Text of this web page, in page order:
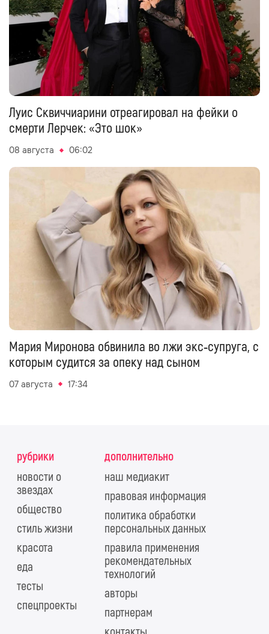
Луис Сквиччиарини отреагировал на фейки о
смерти Лерчек: «Это шок»
08 августа 06:02
Мария Миронова обвинила во лжи экс‑супруга, с
которым судится за опеку над сыном
07 августа 17:34
рубрики
новости о
звездах
общество
стиль жизни
красота
еда
тесты
спецпроекты
дополнительно
наш медиакит
правовая информация
политика обработки
персональных данных
правила применения
рекомендательных
технологий
авторы
партнерам